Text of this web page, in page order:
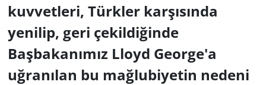
kuvvetleri, Türkler karşısında
yenilip, geri çekildiğinde
Başbakanımız Lloyd George'a
uğranılan bu mağlubiyetin nedeni